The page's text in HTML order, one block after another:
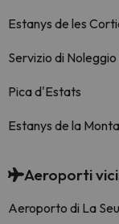
Estanys de les
Servizio di
Pica d'Estats
Estanys de la
Aeroporti
Aeroporto di La